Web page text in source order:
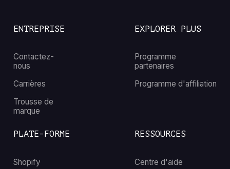
ENTREPRISE
Contactez-
nous
Carrières
Trousse de
marque
RESSOURCES
Centre d'aide
EXPLORER PLUS
Programme
partenaires
Programme d'affiliation
PLATE-FORME
Shopify